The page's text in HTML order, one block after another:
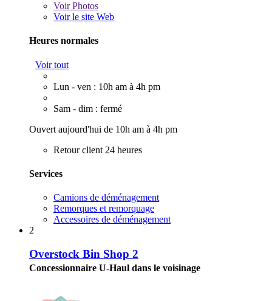
VoirPhotos
Voir le site Web
Heures normales
Voir tout
Lun - ven : 10h am à 4h pm
Sam - dim : fermé
Ouvert aujourd'hui de 10h am à 4h pm
Retour client 24 heures
Services
Camions de déménagement
Remorques et remorquage
Accessoires de déménagement
2
Overstock Bin Shop 2
Concessionnaire U-Haul dans le voisinage